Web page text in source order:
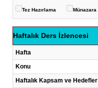
Tez Hazırlama Münazara
Haftalık Ders İzlencesi
Hafta
Konu
Haftalık Kapsam ve Hedefler